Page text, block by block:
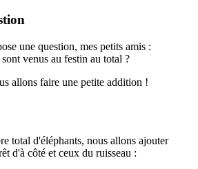
une question, mes petits amis :
venus au festin au total ?
allons faire une petite addition !
total d'éléphants, nous allons ajouter
d'à côté et ceux du ruisseau :